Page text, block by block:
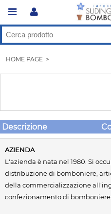
HOME PAGE >
Descrizione
AZIENDA
L'azienda è nata nel 1980. Si
distribuzione di bomboniere,
della commercializzazione
confezionamento di bomboniere.